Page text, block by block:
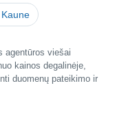
agentūros viešai
kainos degalinėje,
duomenų pateikimo ir